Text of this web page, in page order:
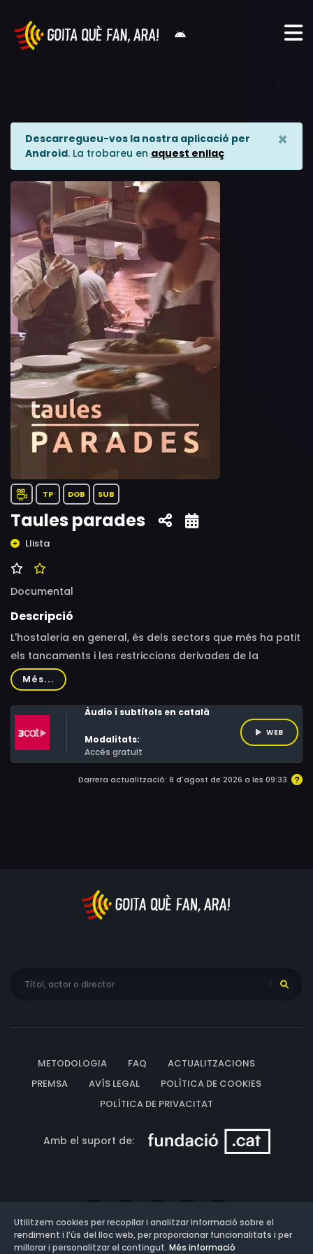
Descarregueu-vos la nostra aplicació per
Android. La trobareu en aquest enllaç
×
TP DOB SUB
Taules parades
Llista
Documental
Descripció
L'hostaleria en general, és dels sectors que més ha patit
els tancaments i les restriccions derivades de la
pandèmia de la Covid i també un dels que més han
alçat la veu pel fet de sentir-se desprotegits.
Més...
Àudio i subtítols en català
Modalitats:
Accés gratuït
WEB
Darrera actualització: 8 d'agost de 2026 a les 09:33
METODOLOGIA FAQ
ACTUALITZACIONS
PREMSA
AVÍS LEGAL
POLÍTICA DE COOKIES
POLÍTICA DE PRIVACITAT
Amb el suport de:
Utilitzem cookies per recopilar i analitzar informació sobre el
rendiment i l’ús del lloc web, per proporcionar funcionalitats i per
millorar i personalitzar el contingut. Més informació